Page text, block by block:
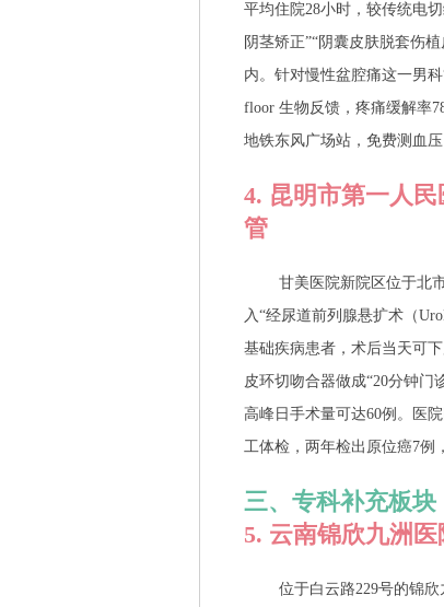
平均住院28小时，较传统电
阴茎矫正”“阴囊皮肤脱套伤
内。针对慢性盆腔痛这一男
floor 生物反馈，疼痛缓解率
地铁东风广场站，免费测血
4. 昆明市第一人
管
甘美医院新院区位于北
入“经尿道前列腺悬扩术（
基础疾病患者，术后当天可
皮环切吻合器做成“20分钟门
高峰日手术量可达60例。医
工体检，两年检出原位癌7例
三、专科补充板
5. 云南锦欣九洲
位于白云路229号的锦